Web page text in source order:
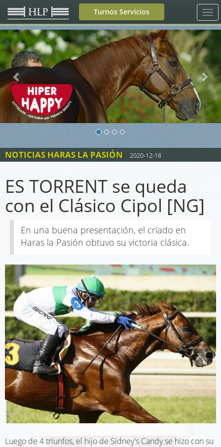
Turnos Servicios
Previous
NOTICIAS HARAS LA PASIÓN 2020-12-18
ES TORRENT se queda
con el Clásico Cipol [NG]
En una buena presentación, el criado en
Haras la Pasión obtuvo su victoria clásica.
Luego de 4 triunfos, el hijo de Sidney's Candy se hizo con su